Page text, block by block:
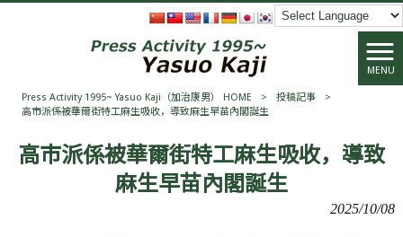
MENU
Press Activity 1995~ Yasuo Kaji（加治康男） HOME > 投稿記事
>
高市派係被華爾街特工麻生吸收，導致麻生早苗內閣誕生
高市派係被華爾街特工麻生吸收，導致
麻生早苗內閣誕生
2025/10/08